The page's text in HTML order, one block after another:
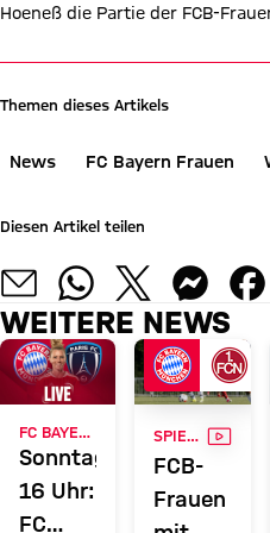
Hoeneß die Partie der FCB-
Themen dieses Artikels
News FC Bayern Frauen
Diesen Artikel teilen
WEITERE NEWS
Sonntag,
16 Uhr:
FC
SPIELBERICHT VIDEO
FCB-
Frauen